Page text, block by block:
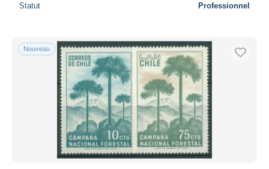
Statut Professionnel
Nouveau